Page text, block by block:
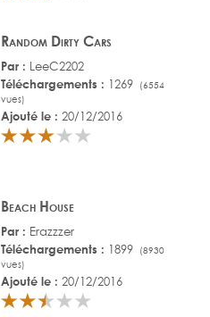
Random Dirty Cars
Par : LeeC2202
Téléchargements : 1269
(6554
vues)
Ajouté le : 20/12/2016
Beach House
Par : Erazzzer
Téléchargements : 1899
(8930
vues)
Ajouté le : 20/12/2016